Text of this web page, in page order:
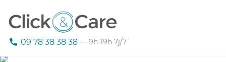
09 78 38 38 38 — 9h-19h 7j/7